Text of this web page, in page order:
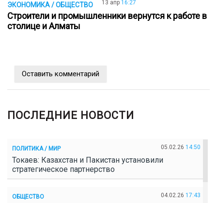
ЭКОНОМИКА / ОБЩЕСТВО 13 апр 16:27
Строители и промышленники вернутся к работе в
столице и Алматы
Оставить комментарий
ПОСЛЕДНИЕ НОВОСТИ
ПОЛИТИКА / МИР 05.02.26 14:50
Токаев: Казахстан и Пакистан установили
стратегическое партнерство
ОБЩЕСТВО 04.02.26 17:43